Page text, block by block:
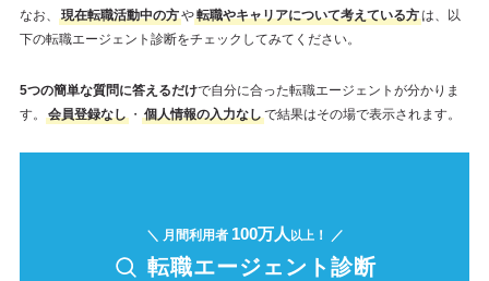
なお、 現在転職活動中の方や転職やキャリアについて考えている方は、以
下の転職エージェント診断をチェックしてみてください。
5つの簡単な質問に答えるだけで自分に合った転職エージェントが分かりま
す。
会員登録なし ・ 個人情報の入力なし で結果はその場で表示されます。
＼ 月間利用者 100万人 以上！ ／
転職エージェント診断